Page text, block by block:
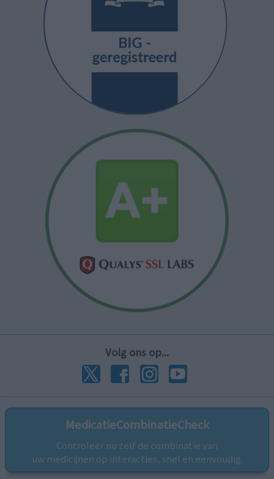
Volg ons op...
MedicatieCombinatieCheck
Controleer nu zelf de combinatie van
uw medicijnen op interacties, snel en eenvoudig.